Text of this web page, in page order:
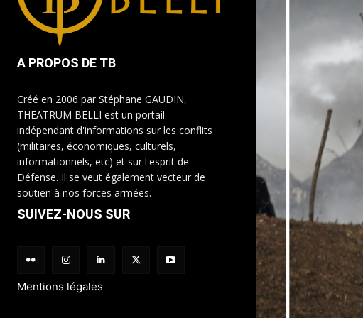
A PROPOS DE TB
Créé en 2006 par Stéphane GAUDIN,
THEATRUM BELLI est un portail
indépendant d'informations sur les conflits
(militaires, économiques, culturels,
informationnels, etc) et sur l'esprit de
Défense. Il se veut également vecteur de
soutien à nos forces armées.
SUIVEZ-NOUS SUR
Mentions légales